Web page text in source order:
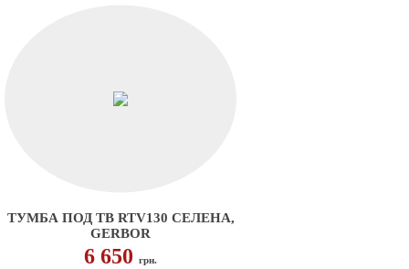
ТУМБА ПОД ТВ RTV130 СЕЛЕНА,
GERBOR
6 650 грн.